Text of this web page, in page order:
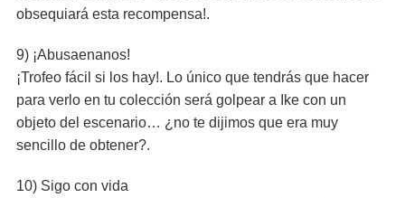
obsequiará esta recompensa!.
9) ¡Abusaenanos!
¡Trofeo fácil si los hay!. Lo único que tendrás que hacer
para verlo en tu colección será golpear a Ike con un
objeto del escenario… ¿no te dijimos que era muy
sencillo de obtener?.
10) Sigo con vida